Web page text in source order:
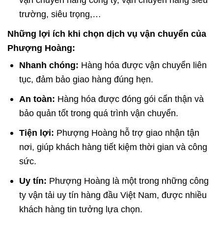
trường, siêu trọng,…
Những lợi ích khi chọn dịch vụ vận chuyển của
Phượng Hoàng:
Nhanh chóng: Hàng hóa được vận chuyển liên
tục, đảm bảo giao hàng đúng hẹn.
An toàn: Hàng hóa được đóng gói cẩn thận và
bảo quản tốt trong quá trình vận chuyển.
Tiện lợi: Phượng Hoàng hỗ trợ giao nhận tận
nơi, giúp khách hàng tiết kiệm thời gian và công
sức.
Uy tín: Phượng Hoàng là một trong những công
ty vận tải uy tín hàng đầu Việt Nam, được nhiều
khách hàng tin tưởng lựa chọn.